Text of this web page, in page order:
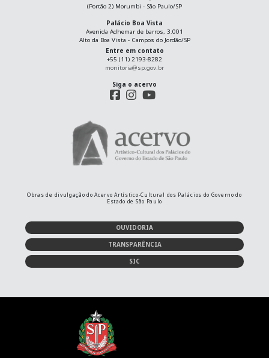
(Portão 2) Morumbi - São Paulo/SP
Palácio Boa Vista
Avenida Adhemar de barros, 3.001
Alto da Boa Vista - Campos do Jordão/SP
Entre em contato
+55 (11) 2193-8282
monitoria@sp.gov.br
Siga o acervo
Obras de divulgação do Acervo Artístico-Cultural dos Palácios do Governo do
Estado de São Paulo
OUVIDORIA
TRANSPARÊNCIA
SIC